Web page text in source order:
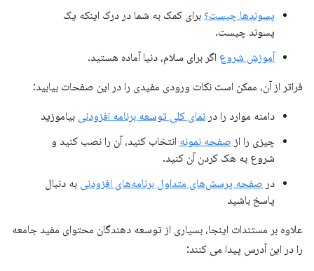
پسوندها چیست؟ برای کمک به شما در درک اینکه یک
پسوند چیست.
آموزش شروع اگر برای سلام، دنیا آماده هستید.
فراتر از آن، ممکن است نکات ورودی مفیدی را در این صفحات بیابید:
دامنه موارد را در نمای کلی توسعه برنامه افزودنی بیاموزید
چیزی را از صفحه نمونه انتخاب کنید، آن را نصب کنید و
شروع به هک کردن آن کنید.
در صفحه پرسش‌های متداول برنامه‌های افزودنی به دنبال
پاسخ باشید
علاوه بر مستندات اینجا، بسیاری از توسعه دهندگان محتوای مفید جامعه
را در این آدرس پیدا می کنند: